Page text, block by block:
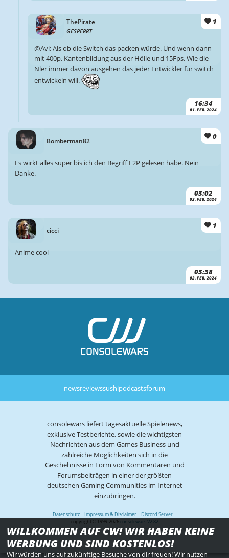
ThePirate
GESPERRT
1
16:34
01. FEB. 2024
@Avi: Als ob die Switch das packen würde. Und wenn dann
mit 400p, Kantenbildung aus der Hölle und 15Fps. Wie die
Nler immer davon ausgehen das jeder Entwickler für switch
entwickeln will.
Bomberman82
0
03:02
02. FEB. 2024
Es wirkt alles super bis ich den Begriff F2P gelesen habe. Nein
Danke.
cicci
1
05:38
02. FEB. 2024
Anime cool
newsreviewssushipodcastsforum
consolewars liefert tagesaktuelle Spielenews,
exklusive Testberichte, sowie die wichtigsten
Nachrichten aus dem Games Business und
zahlreiche Möglichkeiten sich in die
Geschehnisse in Form von Kommentaren und
Forumsbeiträgen in einer der größten
deutschen Gaming Communities im Internet
einzubringen.
Datenschutz | Impressum & Disclaimer | Discord Server |
copyright © 1999-2026 consolewars V2.82
WILLKOMMEN AUF CW! WIR HABEN KEINE
WERBUNG UND SIND KOSTENLOS!
Wir würden uns auf zukünftige Besuche von dir freuen! Wir nutzen